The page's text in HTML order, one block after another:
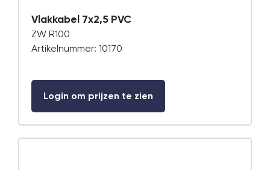
Vlakkabel 7x2,5 PVC
ZW R100
Artikelnummer: 10170
Login om prijzen te zien